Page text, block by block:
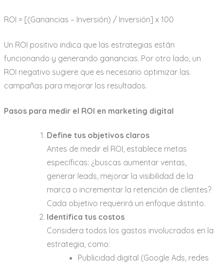
ROI = [(Ganancias – Inversión) / Inversión] x 100
Un ROI positivo indica que las estrategias están
funcionando y generando ganancias. Por otro lado, un
ROI negativo sugiere que es necesario optimizar las
campañas para mejorar los resultados.
Pasos para medir el ROI en marketing digital
Define tus objetivos claros
Antes de medir el ROI, establece metas
específicas: ¿buscas aumentar ventas,
generar leads, mejorar la visibilidad de la
marca o incrementar la retención de clientes?
Cada objetivo requerirá un enfoque distinto.
Identifica tus costos
Considera todos los gastos involucrados en la
estrategia, como:
Publicidad digital (Google Ads, redes